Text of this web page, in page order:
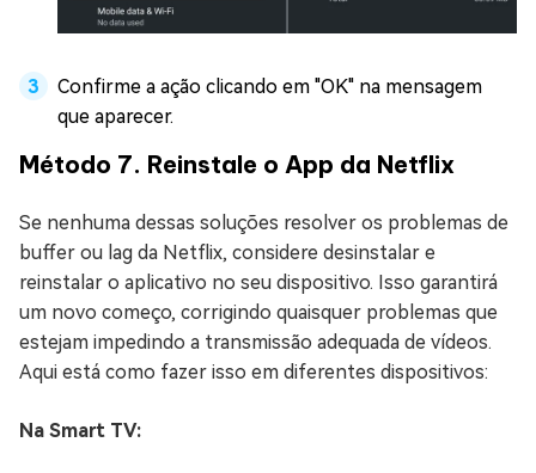
Confirme a ação clicando em "OK" na mensagem
que aparecer.
Método 7. Reinstale o App da Netflix
Se nenhuma dessas soluções resolver os problemas de
buffer ou lag da Netflix, considere desinstalar e
reinstalar o aplicativo no seu dispositivo. Isso garantirá
um novo começo, corrigindo quaisquer problemas que
estejam impedindo a transmissão adequada de vídeos.
Aqui está como fazer isso em diferentes dispositivos:
Na Smart TV: